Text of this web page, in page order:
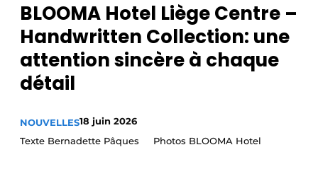
Nettoyage & Entretien
BLOOMA Hotel Liège Centre –
Handwritten Collection: une
attention sincère à chaque
détail
NOUVELLES18 juin 2026
Texte Bernadette Pâques Photos BLOOMA Hotel